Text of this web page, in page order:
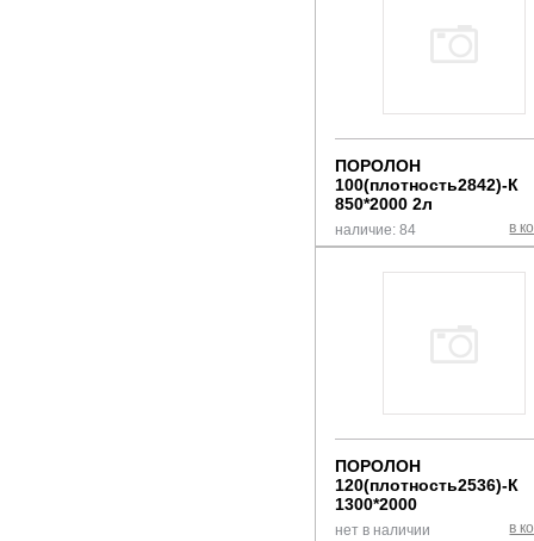
ПОРОЛОН
100(плотность2842)-К
850*2000 2л
в
наличие: 84
ПОРОЛОН
120(плотность2536)-К
1300*2000
в
нет в наличии